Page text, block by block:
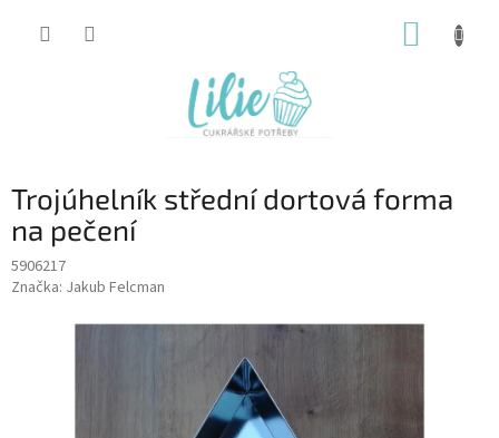
Trojúhelník střední dortová forma
na pečení
5906217
Značka: Jakub Felcman